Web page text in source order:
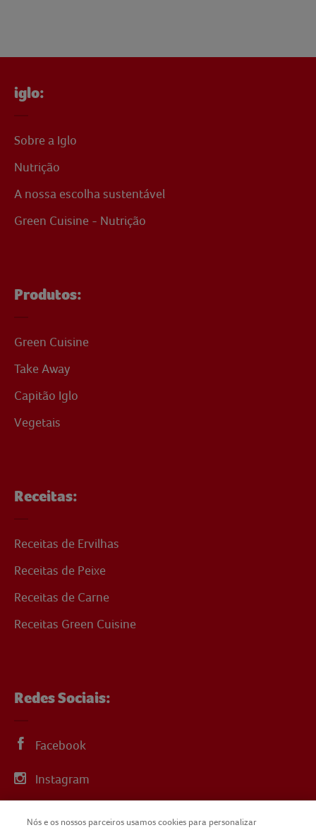
iglo:
Sobre a Iglo
Nutrição
A nossa escolha sustentável
Green Cuisine - Nutrição
Produtos:
Green Cuisine
Take Away
Capitão Iglo
Vegetais
Receitas:
Receitas de Ervilhas
Receitas de Peixe
Receitas de Carne
Receitas Green Cuisine
Redes Sociais:
Facebook
Instagram
Nós e os nossos parceiros usamos cookies para personalizar